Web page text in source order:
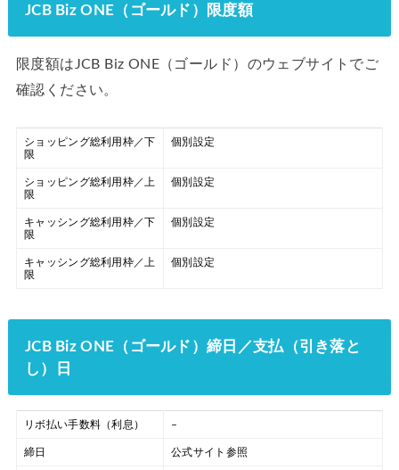
JCB Biz ONE（ゴールド）限度額
限度額はJCB Biz ONE（ゴールド）のウェブサイトでご
確認ください。
ショッピング総利用枠／下
限
個別設定
ショッピング総利用枠／上
限
個別設定
キャッシング総利用枠／下
限
個別設定
キャッシング総利用枠／上
限
個別設定
JCB Biz ONE（ゴールド）締日／支払（引き落と
し）日
リボ払い手数料（利息） –
締日 公式サイト参照